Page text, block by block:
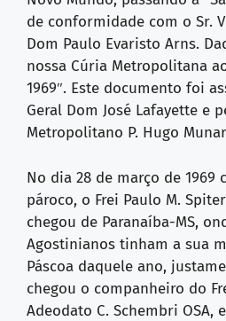
de conformidade com o Sr.
Dom Paulo Evaristo Arns.
nossa Cúria Metropolitana
1969″. Este documento foi
Geral Dom José Lafayette e
Metropolitano P. Hugo
No dia 28 de março de 1969
pároco, o Frei Paulo M.
chegou de Paranaíba-MS,
Agostinianos tinham a sua
Páscoa daquele ano,
chegou o companheiro do
Adeodato C. Schembri OSA,